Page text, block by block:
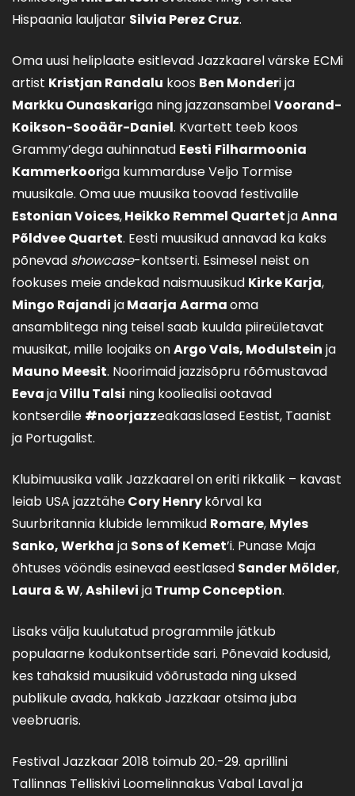
Hispaania lauljatar Silvia Perez Cruz.
Oma uusi heliplaate esitlevad Jazzkaarel värske ECMi
artist Kristjan Randalu koos Ben Monderi ja
Markku Ounaskariga ning jazzansambelVoorand-
Koikson-Sooäär-Daniel. Kvartett teeb koos
Grammy’dega auhinnatud Eesti Filharmoonia
Kammerkooriga kummarduse Veljo Tormise
muusikale. Oma uue muusika toovad festivalile
Estonian Voices,Heikko Remmel QuartetjaAnna
Põldvee Quartet. Eesti muusikud annavad ka kaks
põnevad showcase-kontserti. Esimesel neist on
fookuses meie andekad naismuusikud Kirke Karja,
Mingo Rajandi jaMaarja Aarmaoma
ansamblitega ning teisel saab kuulda piireületavat
muusikat, mille loojaiks onArgo Vals, Modulstein ja
Mauno Meesit. Noorimaid jazzisõpru rõõmustavad
EevajaVillu Talsi ning kooliealisi ootavad
kontserdile #noorjazzeakaaslased Eestist, Taanist
ja Portugalist.
Klubimuusika valik Jazzkaarel on eriti rikkalik – kavast
leiab USA jazztäheCory Henrykõrval ka
Suurbritannia klubide lemmikud Romare, Myles
Sanko, Werkha ja Sons of Kemet’i. Punase Maja
õhtuses vööndis esinevad eestlased Sander Mölder,
Laura & W,Ashilevi jaTrump Conception.
Lisaks välja kuulutatud programmile jätkub
populaarne kodukontsertide sari. Põnevaid kodusid,
kes tahaksid muusikuid võõrustada ning uksed
publikule avada, hakkab Jazzkaar otsima juba
veebruaris.
Festival Jazzkaar 2018 toimub 20.-29. aprillini
Tallinnas Telliskivi Loomelinnakus Vabal Laval ja